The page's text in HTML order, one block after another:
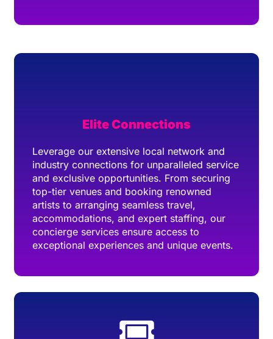
Elite Connections
Leverage our extensive local network and
industry connections for unparalleled service
and exclusive opportunities. From securing
top-tier venues and booking renowned
artists to arranging seamless travel,
accommodations, and expert staffing, our
concierge services ensure access to
exceptional experiences and unique events.